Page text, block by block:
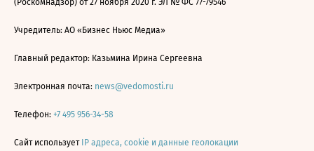
(Роскомнадзор) от 27 ноября 2020 г. ЭЛ № ФС 77-79546
Учредитель: АО «Бизнес Ньюс Медиа»
Главный редактор: Казьмина Ирина Сергеевна
Электронная почта: news@vedomosti.ru
Телефон: +7 495 956-34-58
Сайт использует IP адреса, cookie и данные геолокации